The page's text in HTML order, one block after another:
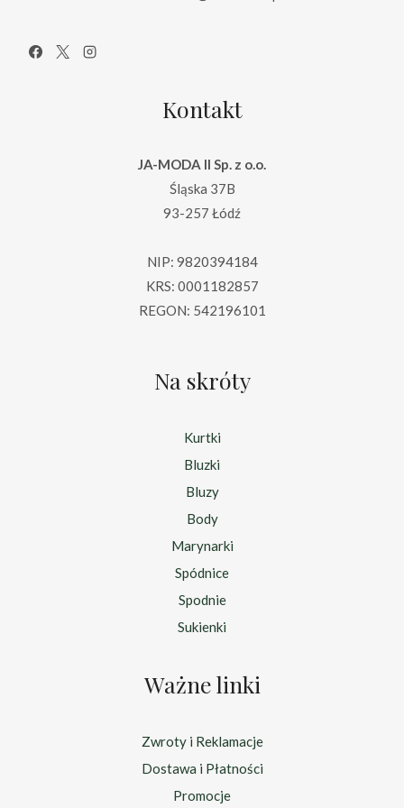
Kontakt
JA-MODA II Sp. z o.o.
Śląska 37B
93-257 Łódź
NIP: 9820394184
KRS: 0001182857
REGON: 542196101
Na skróty
Kurtki
Bluzki
Bluzy
Body
Marynarki
Spódnice
Spodnie
Sukienki
Ważne linki
Zwroty i Reklamacje
Dostawa i Płatności
Promocje